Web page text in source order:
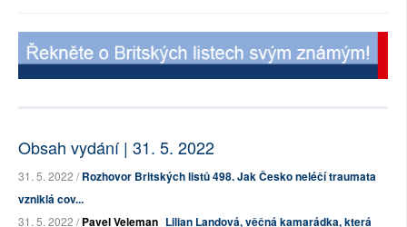
Obsah vydání | 31. 5. 2022
31. 5. 2022 /Rozhovor Britských listů 498. Jak Česko neléčí traumata
vzniklá cov...
31. 5. 2022 /Pavel Veleman Lilian Landová, věčná kamarádka, která